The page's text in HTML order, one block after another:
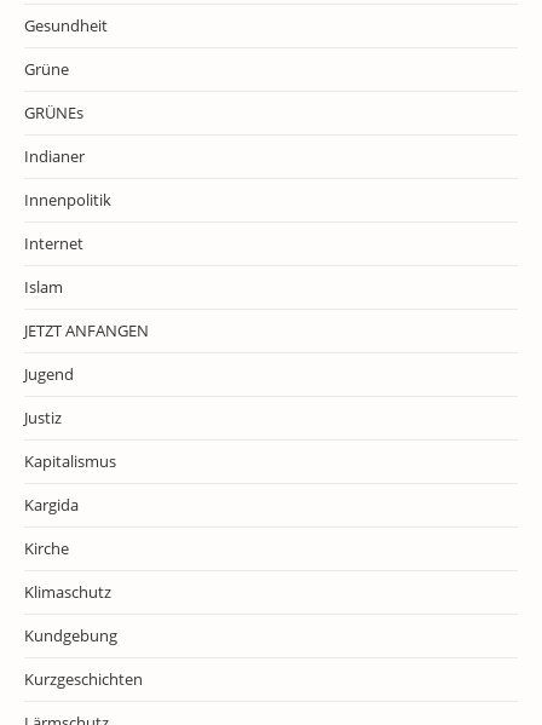
Gesundheit
Grüne
GRÜNEs
Indianer
Innenpolitik
Internet
Islam
JETZT ANFANGEN
Jugend
Justiz
Kapitalismus
Kargida
Kirche
Klimaschutz
Kundgebung
Kurzgeschichten